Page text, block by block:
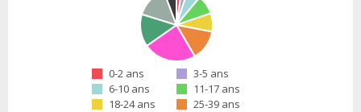
0-2 ans
3-5 ans
6-10 ans
11-17 ans
18-24 ans
25-39 ans